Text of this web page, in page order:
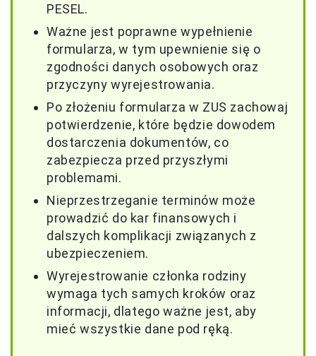
PESEL.
Ważne jest poprawne wypełnienie
formularza, w tym upewnienie się o
zgodności danych osobowych oraz
przyczyny wyrejestrowania.
Po złożeniu formularza w ZUS zachowaj
potwierdzenie, które będzie dowodem
dostarczenia dokumentów, co
zabezpiecza przed przyszłymi
problemami.
Nieprzestrzeganie terminów może
prowadzić do kar finansowych i
dalszych komplikacji związanych z
ubezpieczeniem.
Wyrejestrowanie członka rodziny
wymaga tych samych kroków oraz
informacji, dlatego ważne jest, aby
mieć wszystkie dane pod ręką.